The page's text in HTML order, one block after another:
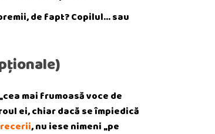
de fapt? Copilul… sau
mai frumoasă voce de
ei, chiar dacă se împiedică
, nu iese nimeni „pe